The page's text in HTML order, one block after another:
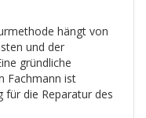
hängt von
und der
gründliche
Fachmann ist
für die Reparatur des